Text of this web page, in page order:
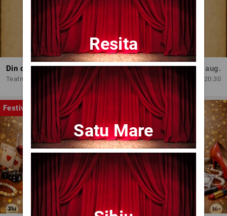
Din oala babei nebune
Teatrul Amzei
Mie, 12 aug.
20:30
Festival
Resita
Satu Mare